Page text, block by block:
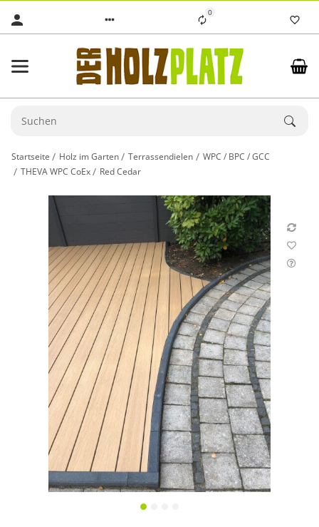
0
Startseite Holz im Garten Terrassendielen
WPC / BPC / GCC
THEVA WPC CoEx
Red Cedar